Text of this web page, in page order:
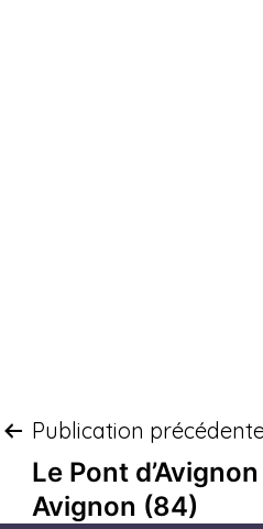
Publication
Le Pont d’Avignon
Avignon (84)